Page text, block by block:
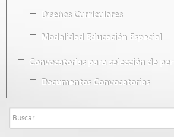
Diseños Curriculares
Modalidad Educación Especial
Convocatorias para selección de
Documentos Convocatorias